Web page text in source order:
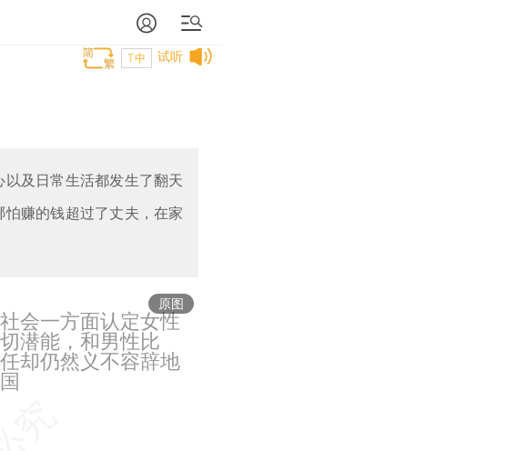
试听
T中
及日常生活都发生了翻天
赚的钱超过了丈夫，在家
原图
会一方面认定女性
潜能，和男性比
却仍然义不容辞地